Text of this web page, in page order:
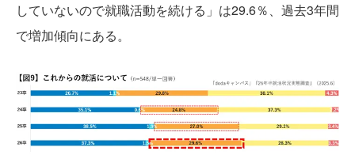
していないので就職活動を続ける」は29.6％、過去3年間
で増加傾向にある。